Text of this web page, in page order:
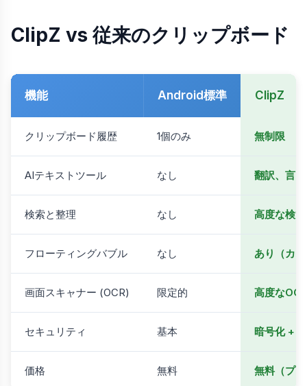
ClipZ vs 従来のクリップボード
機能 Android標準 ClipZ
クリップボード履歴 1個のみ 無制限
AIテキストツール なし 翻訳、言
検索と整理 なし 高度な検
フローティングバブル なし あり（カ
画面スキャナー (OCR) 限定的 高度な
セキュリティ 基本 暗号化 +
価格 無料 無料（プ